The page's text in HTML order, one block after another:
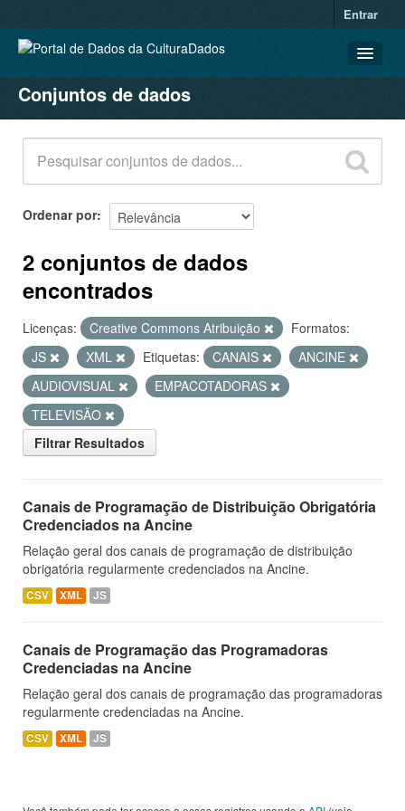
Entrar
CONJUNTOS DE DADOS
ORGANIZAÇÕES
GRUPOS
SOBRE
Conjuntos de dados
Ordenar por
2 conjuntos de dados
encontrados
Licenças: Creative Commons Atribuição
Formatos:
JS
XML Etiquetas: CANAIS
ANCINE
AUDIOVISUAL
EMPACOTADORAS
TELEVISÃO
Filtrar Resultados
Canais de Programação de Distribuição Obrigatória
Credenciados na Ancine
Relação geral dos canais de programação de distribuição
obrigatória regularmente credenciados na Ancine.
CSV XML JS
Canais de Programação das Programadoras
Credenciadas na Ancine
Relação geral dos canais de programação das programadoras
regularmente credenciadas na Ancine.
CSV XML JS